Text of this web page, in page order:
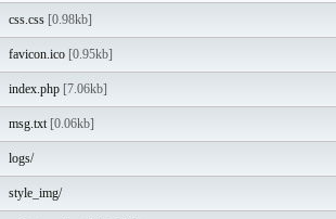
css.css [0.98kb]
favicon.ico [0.95kb]
index.php [7.06kb]
msg.txt[0.06kb]
logs/
style_img/